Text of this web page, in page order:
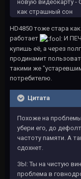
новую видеокарту -
как страшный сон
HD4850 тоже стара
работает
И
купишь её, а через
продинамит
такими же
потребителю.
Цитата
Похоже на
убери его, до
частоту памяти. А
сдохнет.
ЗЫ: Ты на чистую
проблема в